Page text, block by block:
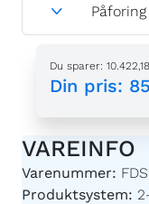
Påforing
Du sparer:
Din pris:
VAREINFO
Varenummer:
Produktsystem: